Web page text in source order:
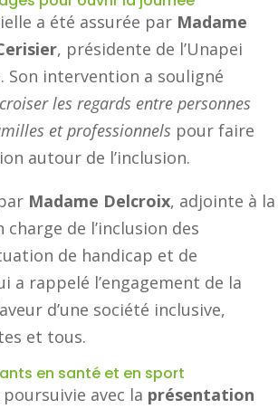
a été assurée par Madame
, présidente de l’Unapei
Son intervention a souligné
croiser les regards entre personnes
et professionnels pour faire
autour de l’inclusion.
Madame Delcroix, adjointe à la
charge de l’inclusion des
de handicap et de
a rappelé l’engagement de la
d’une société inclusive,
et tous.
en santé et en sport
poursuivie avec la présentation